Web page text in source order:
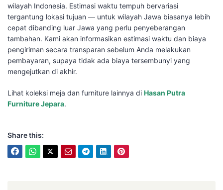
wilayah Indonesia. Estimasi waktu tempuh bervariasi
tergantung lokasi tujuan — untuk wilayah Jawa biasanya lebih
cepat dibanding luar Jawa yang perlu penyeberangan
tambahan. Kami akan informasikan estimasi waktu dan biaya
pengiriman secara transparan sebelum Anda melakukan
pembayaran, supaya tidak ada biaya tersembunyi yang
mengejutkan di akhir.
Lihat koleksi meja dan furniture lainnya di Hasan Putra
Furniture Jepara.
Share this: